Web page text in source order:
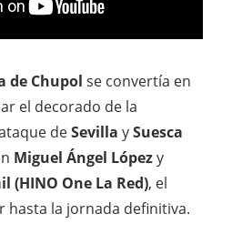
de Chupol se convertía en
el decorado de la
deSevilla ySuesca
Miguel Ángel Lópezy
(HINO One La Red), el
la jornada definitiva.